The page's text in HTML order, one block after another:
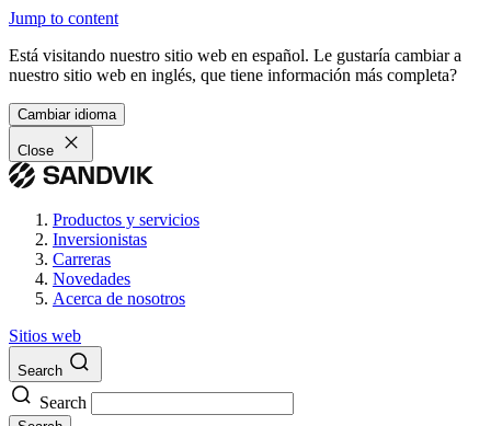
Jump to content
Está visitando nuestro sitio web en español. Le gustaría cambiar a
nuestro sitio web en inglés, que tiene información más completa?
Cambiar idioma
Close
Productos y servicios
Inversionistas
Carreras
Novedades
Acerca de nosotros
Sitios web
Search
Search